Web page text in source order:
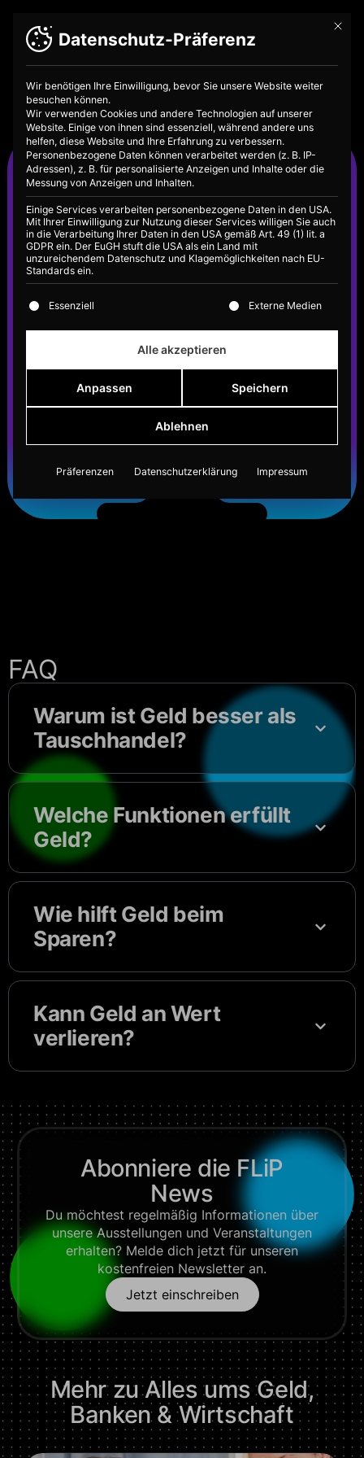
Funktionen des
Geldes
FAQ
Warum ist Geld besser als
Tauschhandel?
Welche Funktionen erfüllt
Geld?
Wie hilft Geld beim
Sparen?
Kann Geld an Wert
verlieren?
Abonniere die FLiP
News
Du möchtest regelmäßig Informationen über
unsere Ausstellungen und Veranstaltungen
erhalten? Melde dich jetzt für unseren
kostenfreien Newsletter an.
Jetzt einschreiben
Mehr zuAlles ums Geld,
Banken & Wirtschaft
Mit
Datenschutz-Präferenz
Wir benötigen Ihre Einwilligung, bevor Sie unsere Website weiter
besuchen können.
Wir verwenden Cookies und andere Technologien auf unserer
Website. Einige von ihnen sind essenziell, während andere uns
helfen, diese Website und Ihre Erfahrung zu verbessern.
Personenbezogene Daten können verarbeitet werden (z. B. IP-
Adressen), z. B. für personalisierte Anzeigen und Inhalte oder die
Messung von Anzeigen und Inhalten.
Einige Services verarbeiten personenbezogene Daten in den USA.
Mit Ihrer Einwilligung zur Nutzung dieser Services willigen Sie auch
in die Verarbeitung Ihrer Daten in den USA gemäß Art. 49 (1) lit. a
GDPR ein. Der EuGH stuft die USA als ein Land mit
unzureichendem Datenschutz und Klagemöglichkeiten nach EU-
Standards ein.
Es folgt eine Liste der Service-Gruppen, für die eine
Essenziell Externe Medien
Alle akzeptieren
Anpassen Speichern
Ablehnen
Präferenzen Datenschutzerklärung Impressum